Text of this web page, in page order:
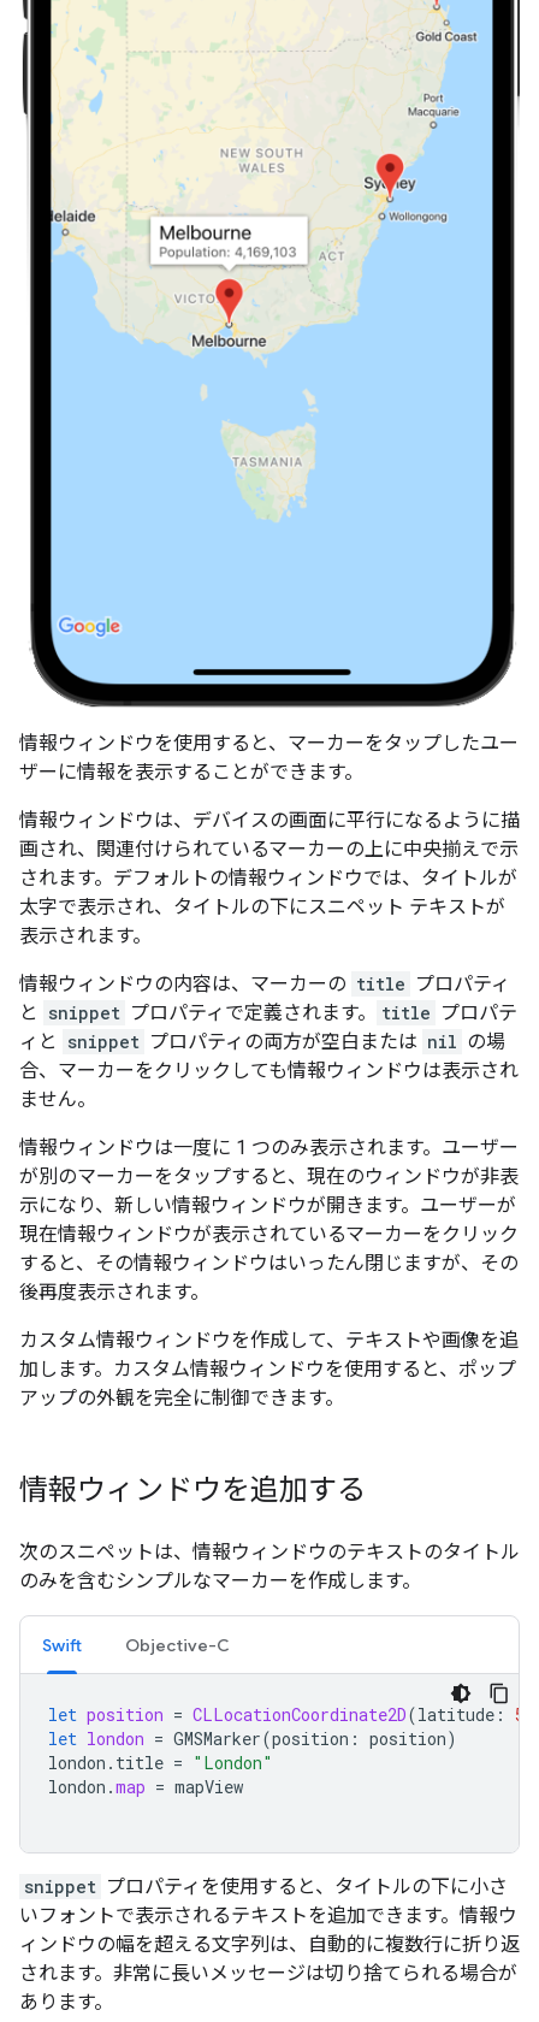
情報ウィンドウを使用すると、マーカーをタップしたユー
ザーに情報を表示することができます。
情報ウィンドウは、デバイスの画面に平行になるように描
画され、関連付けられているマーカーの上に中央揃えで示
されます。デフォルトの情報ウィンドウでは、タイトルが
太字で表示され、タイトルの下にスニペット テキストが
表示されます。
情報ウィンドウの内容は、マーカーの title プロパティ
と
snippet プロパティで定義されます。 title プロパテ
ィと
snippet プロパティの両方が空白または nil の場
合、マーカーをクリックしても情報ウィンドウは表示され
ません。
情報ウィンドウは一度に 1 つのみ表示されます。ユーザー
が別のマーカーをタップすると、現在のウィンドウが非表
示になり、新しい情報ウィンドウが開きます。ユーザーが
現在情報ウィンドウが表示されているマーカーをクリック
すると、その情報ウィンドウはいったん閉じますが、その
後再度表示されます。
カスタム情報ウィンドウを作成して、テキストや画像を追
加します。カスタム情報ウィンドウを使用すると、ポップ
アップの外観を完全に制御できます。
情報ウィンドウを追加する
次のスニペットは、情報ウィンドウのテキストのタイトル
のみを含むシンプルなマーカーを作成します。
Swift Objective-C
let position = CLLocationCoordinate2D(latitude :
let london = GMSMarker(position : position)
london . title = "London"
london .map = mapView
snippet プロパティを使用すると、タイトルの下に小さ
いフォントで表示されるテキストを追加できます。情報ウ
ィンドウの幅を超える文字列は、自動的に複数行に折り返
されます。非常に長いメッセージは切り捨てられる場合が
あります。